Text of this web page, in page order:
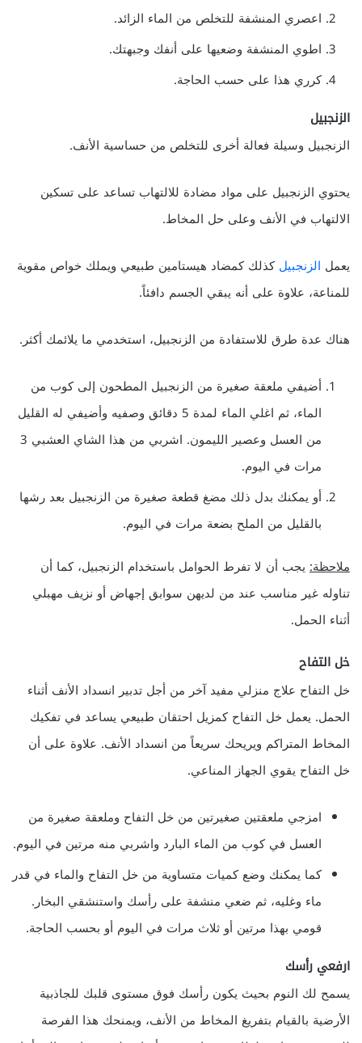
اعصري المنشفة للتخلص من الماء الزائد.
اطوي المنشفة وضعيها على أنفك وجبهتك.
كرري هذا على حسب الحاجة.
الزنجبيل
الزنجبيل وسيلة فعالة أخرى للتخلص من حساسية الأنف.
يحتوي الزنجبيل على مواد مضادة للالتهاب تساعد على تسكين
الالتهاب في الأنف وعلى حل المخاط.
يعمل الزنجبيلكذلك كمضاد هيستامين طبيعي ويملك خواص مقوية
للمناعة، علاوة على أنه يبقي الجسم دافئاً.
هناك عدة طرق للاستفادة من الزنجبيل، استخدمي ما يلائمك أكثر.
أضيفي ملعقة صغيرة من الزنجبيل المطحون إلى كوب من
الماء، ثم اغلي الماء لمدة 5 دقائق وصفيه وأضيفي له القليل
من العسل وعصير الليمون. اشربي من هذا الشاي العشبي 3
مرات في اليوم.
أو يمكنك بدل ذلك مضغ قطعة صغيرة من الزنجبيل بعد رشها
بالقليل من الملح بضعة مرات في اليوم.
ملاحظة:يجب أن لا تفرط الحوامل باستخدام الزنجبيل، كما أن
تناوله غير مناسب عند من لديهن سوابق إجهاض أو نزيف مهبلي
أثناء الحمل.
خل التفاح
خل التفاح علاج منزلي مفيد آخر من أجل تدبير انسداد الأنف أثناء
الحمل. يعمل خل التفاح كمزيل احتقان طبيعي يساعد في تفكيك
المخاط المتراكم ويريحك سريعاً من انسداد الأنف. علاوة على أن
خل التفاح يقوي الجهاز المناعي.
امزجي ملعقتين صغيرتين من خل التفاح وملعقة صغيرة من
العسل في كوب من الماء البارد واشربي منه مرتين في اليوم.
كما يمكنك وضع كميات متساوية من خل التفاح والماء في قدر
ماء وغليه، ثم ضعي منشفة على رأسك واستنشقي البخار.
قومي بهذا مرتين أو ثلاث مرات في اليوم أو بحسب الحاجة.
ارفعي رأسك
يسمح لك النوم بحيث يكون رأسك فوق مستوى قلبك للجاذبية
الأرضية بالقيام بتفريغ المخاط من الأنف، ويمنحك هذا الفرصة